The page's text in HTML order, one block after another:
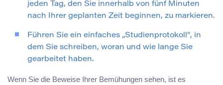
jeden Tag, den Sie innerhalb von fünf Minuten
nach Ihrer geplanten Zeit beginnen, zu markieren.
Führen Sie ein einfaches „Studienprotokoll“, in
dem Sie schreiben, woran und wie lange Sie
gearbeitet haben.
Wenn Sie die Beweise Ihrer Bemühungen sehen, ist es